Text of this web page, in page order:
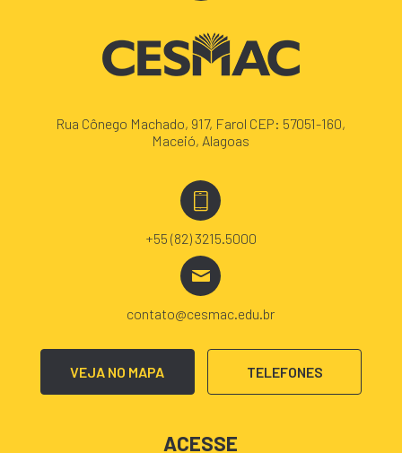
Rua Cônego Machado, 917, Farol CEP: 57051-160,
Maceió, Alagoas
+55 (82) 3215.5000
contato@cesmac.edu.br
VEJA NO MAPA TELEFONES
ACESSE